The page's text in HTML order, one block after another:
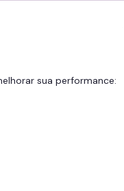
sua performance: